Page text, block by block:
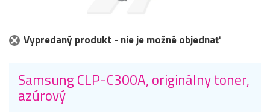
Vypredaný produkt - nie je možné objednať
Samsung CLP-C300A, originálny toner,
azúrový